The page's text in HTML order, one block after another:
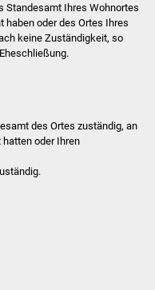
Bizet
Bizethalle
Standesamt Ihres Wohnortes
haben oder des Ortes Ihres
keine Zuständigkeit, so
des Ortes zuständig, an
oder Ihren